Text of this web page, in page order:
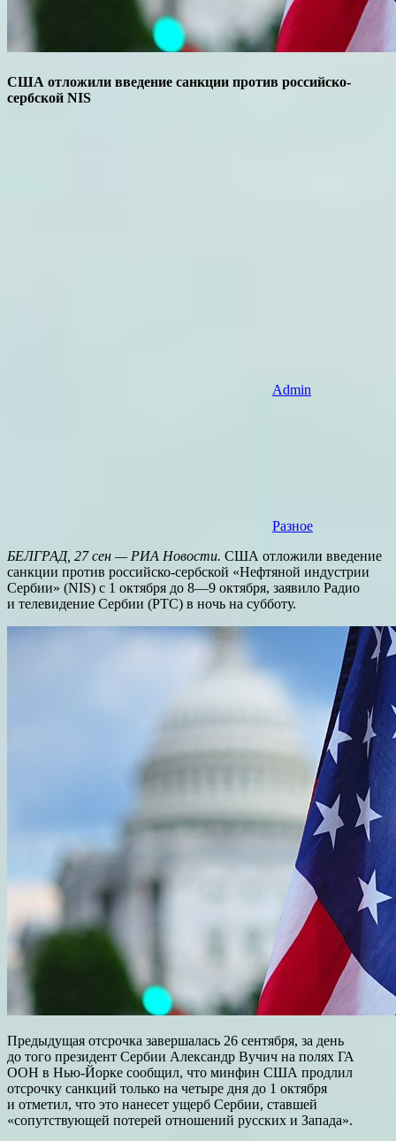
США отложили введение санкции против российско-
сербской NIS
Admin
Разное
БЕЛГРАД, 27 сен — РИА Новости. США отложили введение
санкции против российско-сербской «Нефтяной индустрии
Сербии» (NIS) с 1 октября до 8—9 октября, заявило Радио
и телевидение Сербии (РТС) в ночь на субботу.
Предыдущая отсрочка завершалась 26 сентября, за день
до того президент Сербии Александр Вучич на полях ГА
ООН в Нью-Йорке сообщил, что минфин США продлил
отсрочку санкций только на четыре дня до 1 октября
и отметил, что это нанесет ущерб Сербии, ставшей
«сопутствующей потерей отношений русских и Запада».